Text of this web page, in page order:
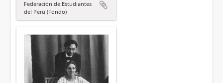
Federación de Estudiantes
del Perú (Fondo)